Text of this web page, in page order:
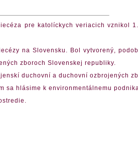
pre katolíckych veriacich vznikol
na Slovensku. Bol vytvorený,
zboroch Slovenskej republiky.
duchovní a duchovní ozbrojených
sa hlásime k environmentálnemu